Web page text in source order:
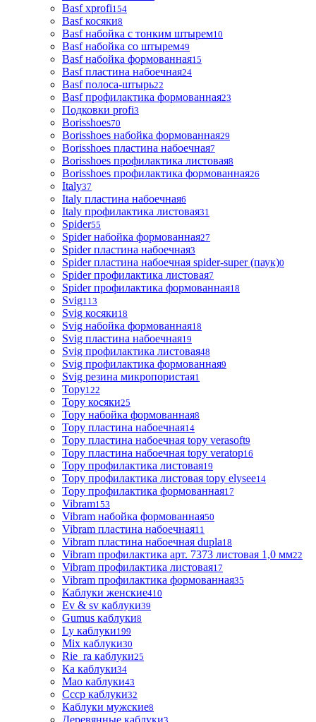
Basf xprofi154
Basf косяки8
Basf набойка с тонким штырем10
Basf набойка со штырем49
Basf набойка формованная15
Basf пластина набоечная24
Basf полоса-штырь22
Basf профилактика формованная23
Подковки profi3
Borisshoes70
Borisshoes набойка формованная29
Borisshoes пластина набоечная7
Borisshoes профилактика листовая8
Borisshoes профилактика формованная26
Italy37
Italy пластина набоечная6
Italy профилактика листовая31
Spider55
Spider набойка формованная27
Spider пластина набоечная3
Spider пластина набоечная spider-super (паук)0
Spider профилактика листовая7
Spider профилактика формованная18
Svig113
Svig косяки18
Svig набойка формованная18
Svig пластина набоечная19
Svig профилактика листовая48
Svig профилактика формованная9
Svig резина микропористая1
Topy122
Topy косяки25
Topy набойка формованная8
Topy пластина набоечная14
Topy пластина набоечная topy verasoft9
Topy пластина набоечная topy veratop16
Topy профилактика листовая19
Topy профилактика листовая topy elysee14
Topy профилактика формованная17
Vibram153
Vibram набойка формованная50
Vibram пластина набоечная11
Vibram пластина набоечная dupla18
Vibram профилактика арт. 7373 листовая 1,0 мм22
Vibram профилактика листовая17
Vibram профилактика формованная35
Каблуки женские410
Ev & sv каблуки39
Gumus каблуки8
Ly каблуки199
Mix каблуки30
Rie_ra каблуки25
Ка каблуки34
Мао каблуки43
Ссср каблуки32
Каблуки мужские8
Деревянные каблуки